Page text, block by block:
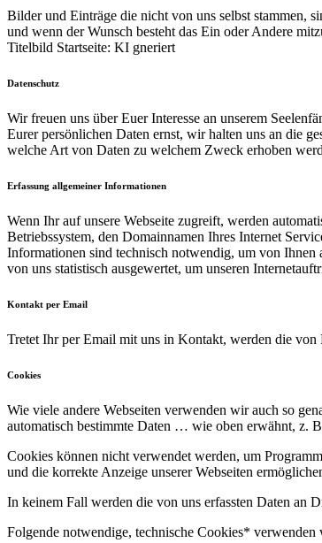
Bilder und Einträge die nicht von uns selbst stammen,
und wenn der Wunsch besteht das Ein oder Andere
Titelbild Startseite: KI gneriert
Datenschutz
Wir freuen uns über Euer Interesse an unserem
Eurer persönlichen Daten ernst, wir halten uns an die
welche Art von Daten zu welchem Zweck erhoben
Erfassung allgemeiner Informationen
Wenn Ihr auf unsere Webseite zugreift, werden
Betriebssystem, den Domainnamen Ihres Internet
Informationen sind technisch notwendig, um von
von uns statistisch ausgewertet, um unseren
Kontakt per Email
Tretet Ihr per Email mit uns in Kontakt, werden die
Cookies
Wie viele andere Webseiten verwenden wir auch so
automatisch bestimmte Daten … wie oben erwähnt, z.
Cookies können nicht verwendet werden, um
und die korrekte Anzeige unserer Webseiten
In keinem Fall werden die von uns erfassten Daten an
Folgende notwendige, technische Cookies* verwenden